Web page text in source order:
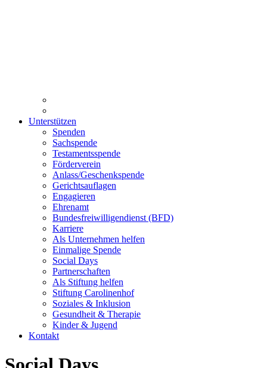
Unterstützen
Spenden
Sachspende
Testamentsspende
Förderverein
Anlass/Geschenkspende
Gerichtsauflagen
Engagieren
Ehrenamt
Bundesfreiwilligendienst (BFD)
Karriere
Als Unternehmen helfen
Einmalige Spende
Social Days
Partnerschaften
Als Stiftung helfen
Stiftung Carolinenhof
Soziales & Inklusion
Gesundheit & Therapie
Kinder & Jugend
Kontakt